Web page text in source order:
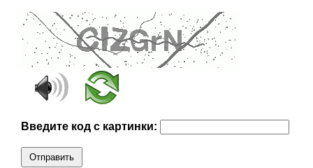
Введите код с картинки:
Отправить